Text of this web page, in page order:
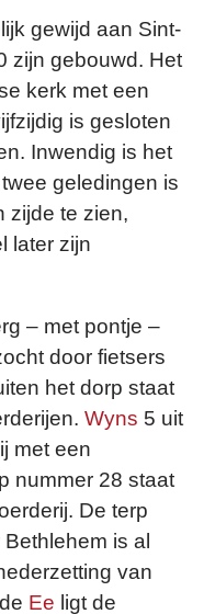
gewijd aan Sint-
zijn gebouwd. Het
kerk met een
is gesloten
Inwendig is het
geledingen is
zijde te zien,
later zijn
– met pontje –
door fietsers
het dorp staat
Wyns 5 uit
met een
nummer 28 staat
De terp
is al
van
Ee ligt de